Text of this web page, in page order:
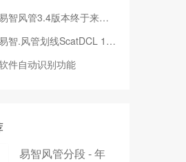
风管3.4版本终于来了！
.风管划线ScatDCL 1.3 发布！
件自动识别功能
易智风管分段 - 年